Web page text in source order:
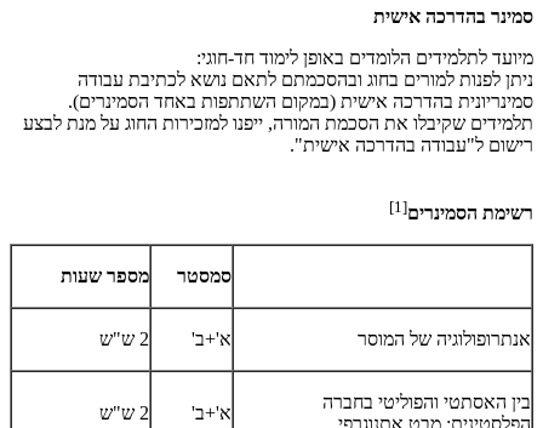
סמינר בהדרכה אישית
מיועד לתלמידים הלומדים באופן לימוד חד-חוגי:
ניתן לפנות למורים בחוג ובהסכמתם לתאם נושא לכתיבת עבודה
סמינריונית בהדרכה אישית (במקום השתתפות באחד הסמינרים).
תלמידים שקיבלו את הסכמת המורה, ייפנו למזכירות החוג על מנת לבצע
רישום ל"עבודה בהדרכה אישית".
רשימת הסמינרים[1]
סמסטר מספר שעות
אנתרופולוגיה של המוסר א'+ב' 2 ש"ש
בין האסתטי והפוליטי בחברה
הפלסטינית: מבט אתנוגרפי
א'+ב' 2 ש"ש